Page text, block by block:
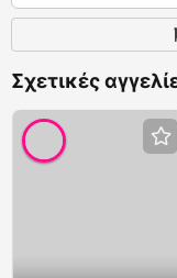
Σχετικές